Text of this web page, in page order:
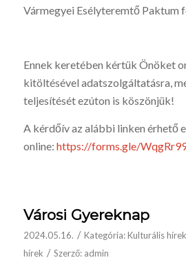
Vármegyei Esélyteremtő Paktum
Ennek keretében kértük Önöket
kitöltésével adatszolgáltatásra,
teljesítését ezúton is köszönjük!
A kérdőív az alábbi linken érhető
online: https://forms.gle/
Városi Gyereknap
2024.05.16. / Kategória:Kulturális hírek
hírek / Szerző: admin